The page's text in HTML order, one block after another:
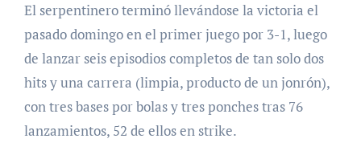
El serpentinero terminó llevándose la victoria el
pasado domingo en el primer juego por 3-1, luego
de lanzar seis episodios completos de tan solo dos
hits y una carrera (limpia, producto de un jonrón),
con tres bases por bolas y tres ponches tras 76
lanzamientos, 52 de ellos en strike.